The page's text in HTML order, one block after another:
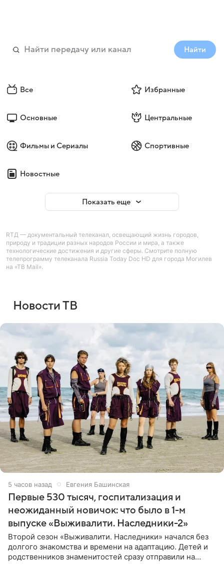
Найти
Все Избранные
Основные Центральные
Фильмы и Сериалы Спортивные
Новостные
Показать еще
RTД — документальный телеканал, освещающий жизнь городов,
природу и традиции разных народов России и мира, а также
технологические достижения и другие сферы. Смотрите полную
телепрограмму телеканала Russia Today Doc HD для города Могилев
на «ТВ Mail».
Новости ТВ
5 часов назад Евгения Башинская
Первые 530 тысяч, госпитализация и
неожиданный новичок: что было в 1-м
выпуске «Выживалити. Наследники-2»
Второй сезон «Выживалити. Наследники» начался без
долгого знакомства и времени на адаптацию. Детей и
родственников знаменитостей сразу отправили на